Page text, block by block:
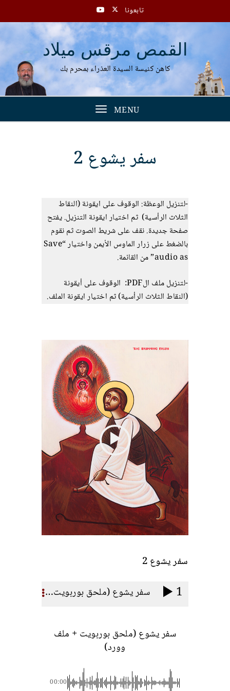
تابعونا
القمص مرقس ميلاد
كاهن كنيسة السيدة العذراء بمحرم بك
MENU
Toggle
سفر يشوع 2
-لتنزيل الوعظة: الوقوف على ايقونة (النقاط
الثلاث الرأسية) ثم اختيار ايقونة التنزيل. يفتح
صفحة جديدة. نقف على شريط الصوت ثم نقوم
بالضغط على زرار الماوس الأيمن واختيار “Save
audio as” من القائمة.
-لتنزيل ملف الPDF: الوقوف على أيقونة
(النقاط الثلاث الرأسية) ثم اختيار ايقونة الملف.
سفر يشوع 2
1 سفر يشوع (ملحق بوربويت + ملف وورد)
سفر يشوع (ملحق بوربويت + ملف
وورد)
00:00